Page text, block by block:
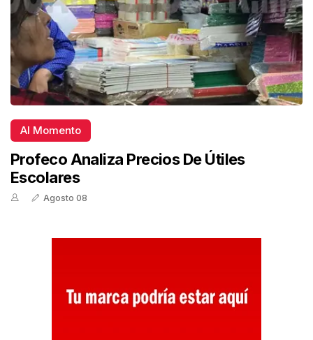
Al Momento
Profeco Analiza Precios De Útiles
Escolares
Agosto 08